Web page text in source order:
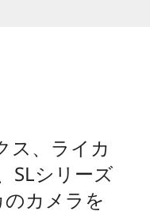
ス、ライカ
SLシリーズ
カメラを